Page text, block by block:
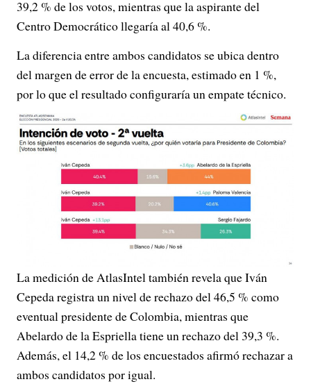
39,2 % de los votos, mientras que la aspirante del
Centro Democrático llegaría al 40,6 %.
La diferencia entre ambos candidatos se ubica dentro
del margen de error de la encuesta, estimado en 1 %,
por lo que el resultado configuraría un empate técnico.
La medición de AtlasIntel también revela que Iván
Cepeda registra un nivel de rechazo del 46,5 % como
eventual presidente de Colombia, mientras que
Abelardo de la Espriella tiene un rechazo del 39,3 %.
Además, el 14,2 % de los encuestados afirmó rechazar a
ambos candidatos por igual.